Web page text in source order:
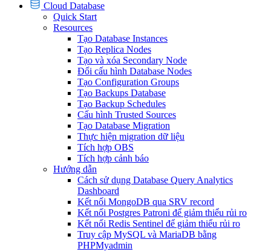
Cloud Database
Quick Start
Resources
Tạo Database Instances
Tạo Replica Nodes
Tạo và xóa Secondary Node
Đổi cấu hình Database Nodes
Tạo Configuration Groups
Tạo Backups Database
Tạo Backup Schedules
Cấu hình Trusted Sources
Tạo Database Migration
Thực hiện migration dữ liệu
Tích hợp OBS
Tích hợp cảnh báo
Hướng dẫn
Cách sử dụng Database Query Analytics
Dashboard
Kết nối MongoDB qua SRV record
Kết nối Postgres Patroni để giảm thiểu rủi ro
Kết nối Redis Sentinel để giảm thiểu rủi ro
Truy cập MySQL và MariaDB bằng
PHPMyadmin